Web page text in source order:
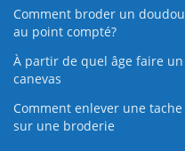
Comment broder un doudou
au point compté?
À partir de quel âge faire un
canevas
Comment enlever une tache
sur une broderie